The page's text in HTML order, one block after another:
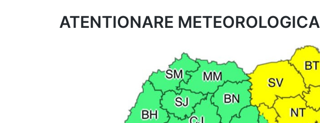
ATENTIONARE METEOROLOGICA